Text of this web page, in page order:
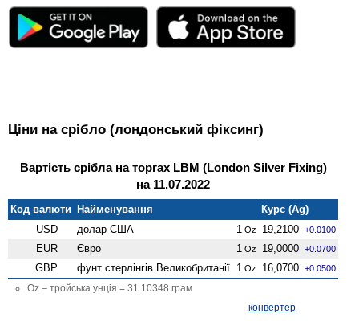
Ціни на срібло (лондонський фіксинг)
Вартість срібла на торгах LBM (London Silver Fixing)
на 11.07.2022
Код валюти Найменування
Курс (Ag)
USD
долар США 1 Oz 19,2100 +0.0100
EUR Євро 1 Oz 19,0000 +0.0700
GBP фунт стерлінгів Велико­британії 1 Oz 16,0700 +0.0500
Oz – тройська унція = 31.10348 грам
конвертер